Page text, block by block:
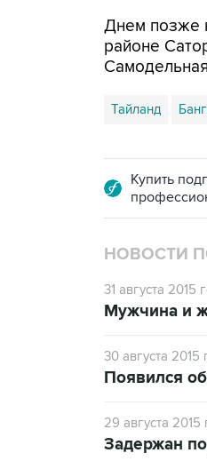
Днем позже
районе
Тайланд
Купить
НОВОСТИ
31 августа 2015
Мужчина и
30 августа 2015
Появился
29 августа 2015
Задержан